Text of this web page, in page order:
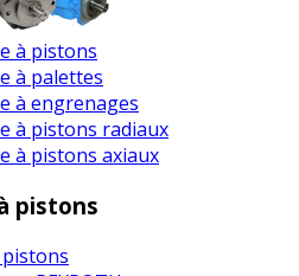
à pistons
à palettes
à engrenages
à pistons radiaux
à pistons axiaux
pistons